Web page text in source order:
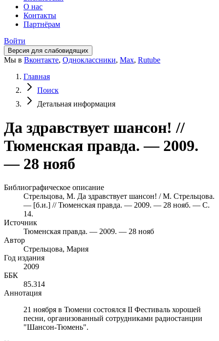
О нас
Контакты
Партнёрам
Войти
Версия для слабовидящих
Мы в Вконтакте, Одноклассники, Max, Rutube
Главная
Поиск
Детальная информация
Да здравствует шансон! //
Тюменская правда. — 2009.
— 28 нояб
Библиографическое описание
Стрельцова, М. Да здравствует шансон! / М. Стрельцова.
— [б.и.] // Тюменская правда. — 2009. — 28 нояб. — С.
14.
Источник
Тюменская правда. — 2009. — 28 нояб
Автор
Стрельцова, Мария
Год издания
2009
ББК
85.314
Аннотация
21 ноября в Тюмени состоялся II Фестиваль хорошей
песни, организованный сотрудниками радиостанции
"Шансон-Тюмень".